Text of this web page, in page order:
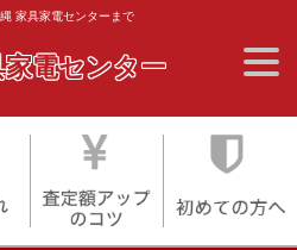
家具家電センターまで
電センター